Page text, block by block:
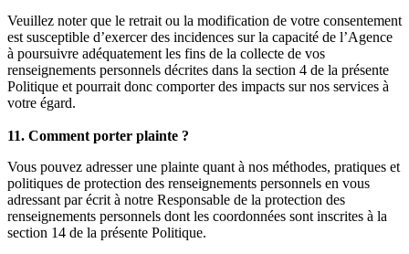
Veuillez noter que le retrait ou la modification de votre consentement
est susceptible d’exercer des incidences sur la capacité de l’Agence
à poursuivre adéquatement les fins de la collecte de vos
renseignements personnels décrites dans la section 4 de la présente
Politique et pourrait donc comporter des impacts sur nos services à
votre égard.
11. Comment porter plainte ?
Vous pouvez adresser une plainte quant à nos méthodes, pratiques et
politiques de protection des renseignements personnels en vous
adressant par écrit à notre Responsable de la protection des
renseignements personnels dont les coordonnées sont inscrites à la
section 14 de la présente Politique.